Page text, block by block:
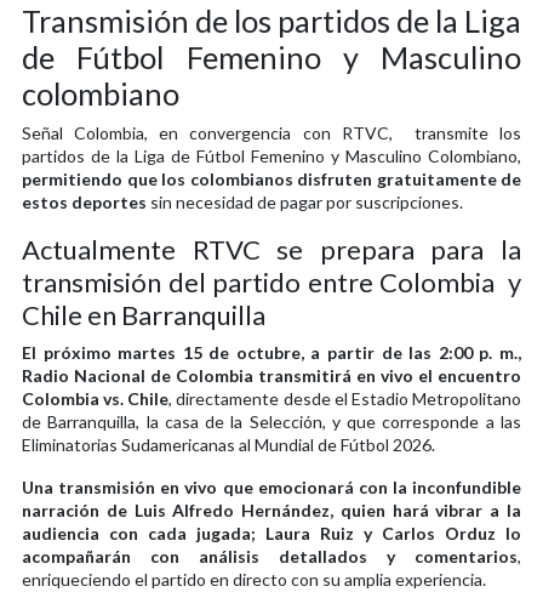
Transmisión de los partidos de la Liga
de Fútbol Femenino y Masculino
colombiano
Señal Colombia, en convergencia con RTVC, transmite los
partidos de la Liga de Fútbol Femenino y Masculino Colombiano,
permitiendo que los colombianos disfruten gratuitamente de
estos deportes sin necesidad de pagar por suscripciones.
Actualmente RTVC se prepara para la
transmisión del partido entre Colombia y
Chile en Barranquilla
El próximo martes 15 de octubre, a partir de las 2:00 p. m.,
Radio Nacional de Colombia transmitirá en vivo el encuentro
Colombia vs. Chile, directamente desde el Estadio Metropolitano
de Barranquilla, la casa de la Selección, y que corresponde a las
Eliminatorias Sudamericanas al Mundial de Fútbol 2026.
Una transmisión en vivo que emocionará con la inconfundible
narración de Luis Alfredo Hernández, quien hará vibrar a la
audiencia con cada jugada; Laura Ruiz y Carlos Orduz lo
acompañarán con análisis detallados y comentarios,
enriqueciendo el partido en directo con su amplia experiencia.